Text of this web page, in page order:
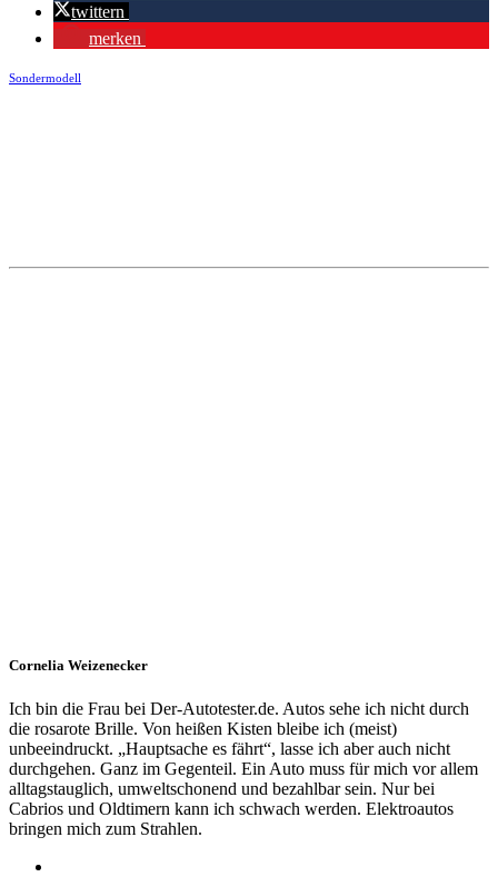
twittern
merken
Sondermodell
Cornelia Weizenecker
Ich bin die Frau bei Der-Autotester.de. Autos sehe ich nicht durch
die rosarote Brille. Von heißen Kisten bleibe ich (meist)
unbeeindruckt. „Hauptsache es fährt“, lasse ich aber auch nicht
durchgehen. Ganz im Gegenteil. Ein Auto muss für mich vor allem
alltagstauglich, umweltschonend und bezahlbar sein. Nur bei
Cabrios und Oldtimern kann ich schwach werden. Elektroautos
bringen mich zum Strahlen.